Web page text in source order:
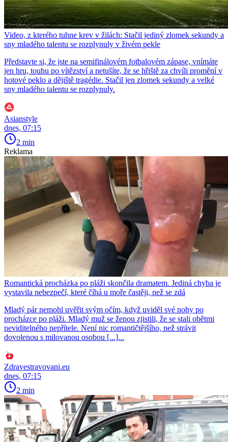
Video, z kterého tuhne krev v žilách: Stačil jediný zlomek sekundy a
sny mladého talentu se rozplynuly v živém pekle
Představte si, že jste na semifinálovém fotbalovém zápase, vnímáte
jen hru, touhu po vítězství a netušíte, že se hřiště za chvíli promění v
hotové peklo a dějiště tragédie. Stačil jen zlomek sekundy a velké
sny mladého talentu se rozplynuly.
Asianstyle
dnes, 07:15
2 min
Reklama
Romantická procházka po pláži skončila dramatem. Jediná chyba je
vystavila nebezpečí, které číhá u moře častěji, než se zdá
Mladý pár nemohl uvěřit svým očím, když uviděl své nohy po
procházce po pláži. Mladý muž se ženou zjistili, že se stali obětmi
neviditelného nepřítele. Není nic romantičtějšího, než strávit
dovolenou s milovanou osobou [...]...
Zdravestravovani.eu
dnes, 07:15
2 min